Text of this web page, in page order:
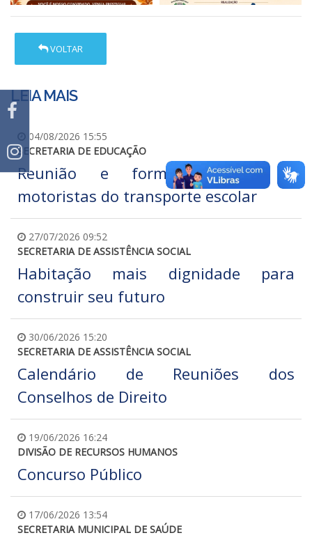
VOLTAR
LEIA MAIS
04/08/2026 15:55
SECRETARIA DE EDUCAÇÃO
Reunião e formação com os
motoristas do transporte escolar
27/07/2026 09:52
SECRETARIA DE ASSISTÊNCIA SOCIAL
Habitação mais dignidade para
construir seu futuro
30/06/2026 15:20
SECRETARIA DE ASSISTÊNCIA SOCIAL
Calendário de Reuniões dos
Conselhos de Direito
19/06/2026 16:24
DIVISÃO DE RECURSOS HUMANOS
Concurso Público
17/06/2026 13:54
SECRETARIA MUNICIPAL DE SAÚDE